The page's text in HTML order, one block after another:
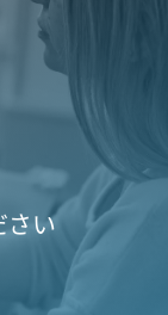
さい